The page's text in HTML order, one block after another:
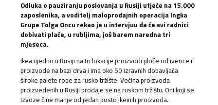
Odluka o pauziranju poslovanja u Rusiji utječe na 15.000
zaposlenika, a voditelj maloprodajnih operacija Ingka
Grupe Tolga Oncu rekao je u intervjuu da će svi radnici
dobivati plaće, u rubljima, još barem naredna tri
mjeseca.
Ikea ujedno u Rusiji na tri lokacije proizvodi ploče od iverice i
proizvode na bazi drva i ima oko 50 izravnih dobavljača
široke palete robe za rusko tržište. Većina proizvoda
proizvedenih u Rusiji prodaje se na ruskom tržištu. Oni koji se
izvoze čine manje od jedan posto Ikeinih proizvoda.